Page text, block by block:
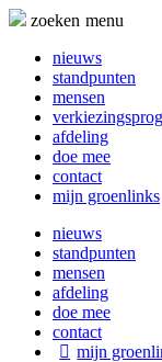
Naar
inhoud
springen
zoeken menu
nieuws
standpunten
mensen
afdeling
doe mee
contact
mijn groenlinks
nieuws
standpunten
mensen
afdeling
doe mee
contact
mijn